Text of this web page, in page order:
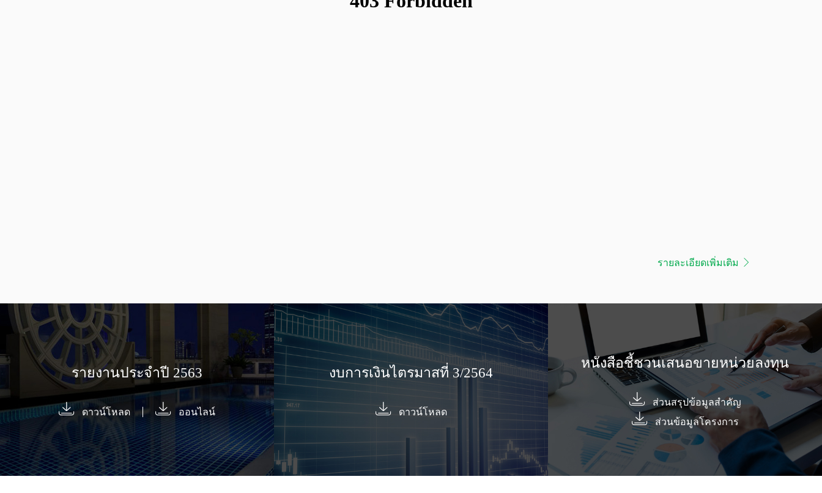
รายละเอียดเพิ่มเติม
รายงานประจำปี 2563
ดาวน์โหลด ออนไลน์
งบการเงินไตรมาสที่ 3/2564
ดาวน์โหลด
หนังสือชี้ชวนเสนอขายหน่วยลงทุน
ส่วนสรุปข้อมูลสำคัญ
ส่วนข้อมูลโครงการ
อนุญาตการทำงานของคุกกี้บางประเภทได้ ท่านสามารถคลิกบนหัวข้อชื่อคุกกี้
แต่ละประเภทเพื่อเรียนรู้เพิ่มเติมและปรับเปลี่ยนการตั้งค่าได้ ทั้งนี้ การปิดการใช้
งานคุกกี้บางประเภทอาจส่งผลกระทบต่อประสบการณ์การใช้งานเว็บหรือบริการ
ที่เราได้เสนอให้แก่ท่านได้ดูข้อมูลเพิ่มเติม
คุกกี้ที่จำเป็น
เปิดใช้งานตลอดเวลา
คุกกี้ประเภทนี้มีความจำเป็นต่อการทำงานของเว็บไซต์ เพื่อให้เว็บไซต์สามารถ
ทำงานได้เป็นปกติ มีความปลอดภัย และทำให้ท่านสามารถเข้าใช้เว็บไซต์ได้ เช่น
การ log in เข้าสู่เว็บไซต์ การยืนยันตัวตน ทั้งนี้ ท่านไม่สามารถปิดการใช้งานของ
คุกกี้ประเภทนี้ผ่านระบบของเว็บไซต์ของเราได้